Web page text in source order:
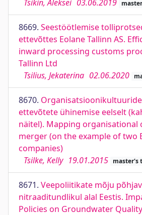
Tsikin, Aleksei 03.06.2019
8669. Seestöötlemise
ettevõttes Eolane Tallinn AS.
inward processing customs
Tallinn Ltd
Tsilius, Jekaterina 02.06.2020
8670.
ettevõtete ühinemise eelselt
näitel). Mapping
merger (on the example of two
companies)
Tsilke, Kelly 19.01.2015 master's
8671. Veepoliitikate mõju
nitraaditundlikul alal Eestis.
Policies on Groundwater